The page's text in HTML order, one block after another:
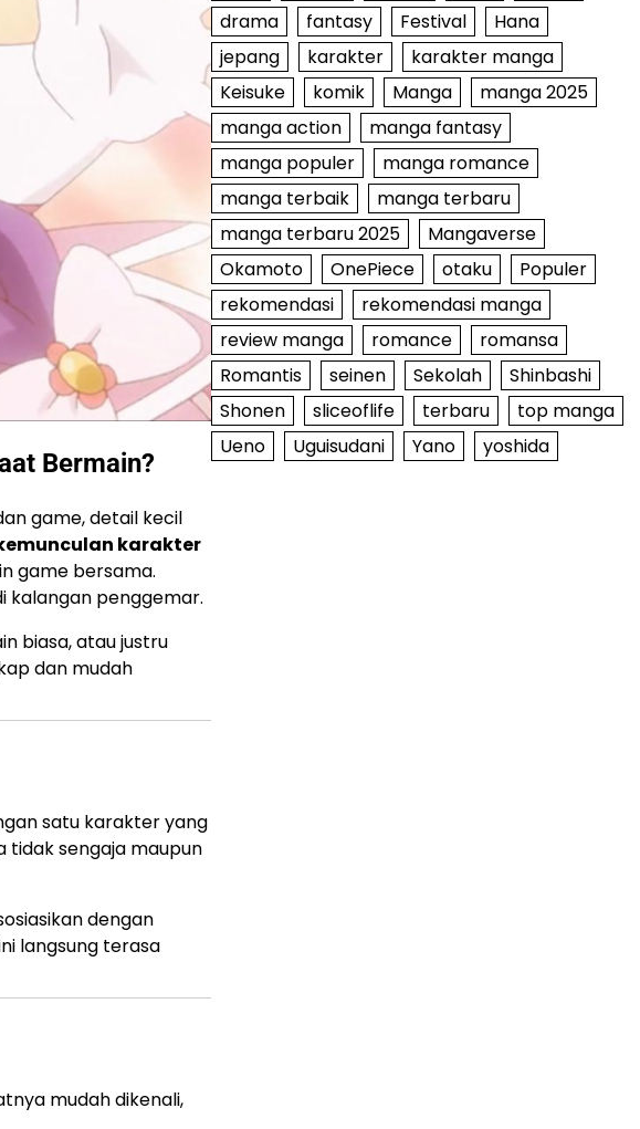
Bermain?
game, detail kecil
karakter
game bersama.
kalangan penggemar.
biasa, atau justru
dan mudah
satu karakter yang
tidak sengaja maupun
dengan
langsung terasa
mudah dikenali,
drama
fantasy Festival
Hana
jepang
karakter
karakter manga
Keisuke
komik Manga
manga 2025
manga action
manga fantasy
manga populer
manga romance
manga terbaik
manga terbaru
manga terbaru 2025
Mangaverse
Okamoto
OnePiece otaku
Populer
rekomendasi
rekomendasi manga
review manga
romance
romansa
Romantis
seinen Sekolah
Shinbashi
Shonen
sliceoflife terbaru
top manga
Ueno
Uguisudani Yano yoshida